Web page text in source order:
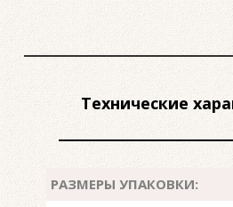
Технические
РАЗМЕРЫ УПАКОВКИ: